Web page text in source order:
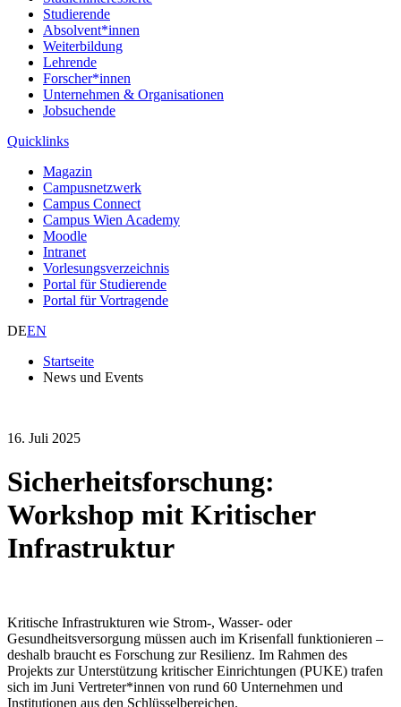
Studierende
Absolvent*innen
Weiterbildung
Lehrende
Forscher*innen
Unternehmen & Organisationen
Jobsuchende
Quicklinks
Magazin
Campusnetzwerk
Campus Connect
Campus Wien Academy
Moodle
Intranet
Vorlesungsverzeichnis
Portal für Studierende
Portal für Vortragende
DEEN
Startseite
News und Events
16. Juli 2025
Sicherheitsforschung:
Workshop mit Kritischer
Infrastruktur
Kritische Infrastrukturen wie Strom-, Wasser- oder
Gesundheitsversorgung müssen auch im Krisenfall funktionieren –
deshalb braucht es Forschung zur Resilienz. Im Rahmen des
Projekts zur Unterstützung kritischer Einrichtungen (PUKE) trafen
sich im Juni Vertreter*innen von rund 60 Unternehmen und
Institutionen aus den Schlüsselbereichen.